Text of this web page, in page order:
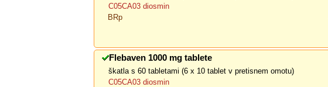
C05CA03 diosmin
BRp
Flebaven 1000 mg tablete
škatla s 60 tabletami (6 x 10 tablet v pretisnem omotu)
C05CA03 diosmin